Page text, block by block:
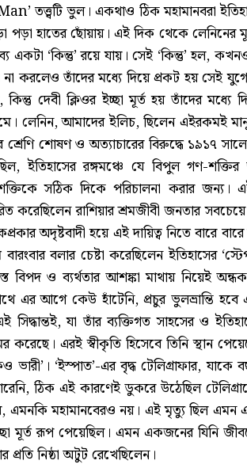
তত্ত্বটি ভুল। একথাও ঠিক মহামানবরা
পড়া হাতের ছোঁয়ায়। এই দিক থেকে লেনিনের
একটা ‘কিন্তু’ রয়ে যায়। সেই ‘কিন্তু’ হল,
না করলেও তাঁদের মধ্যে দিয়ে প্রকট হয় সেই
দেবী ক্লিওর ইচ্ছা মূর্ত হয় তাঁদের মধ্যে
লেনিন, আমাদের ইলিচ, ছিলেন এইরকমই
শ্রেণি শোষণ ও অত্যাচারের বিরুদ্ধে ১৯১৭ সালে
ইতিহাসের রঙ্গমঞ্চে যে বিপুল গণ-শক্তির
সঠিক দিকে পরিচালনা করার জন্য।
রাশিয়ার শ্রমজীবী জনতার
অদৃষ্টবাদী হয়ে এই দায়িত্ব নিতে বারে
বলার চেষ্টা করেছিলেন ইতিহাসের
ও ব্যর্থতার আশঙ্কা মাথায় নিয়েই
এর আগে কেউ হাঁটেনি, প্রচুর ভুলভ্রান্তি হবে
যা তাঁর ব্যক্তিগত সাহসের ও
এরই স্বীকৃতি হিসেবে তিনি স্থান
‘ইস্পাত’-এর বৃদ্ধ টেলিগ্রাফার, যাকে
ঠিক এই কারণেই ডুকরে উঠেছিল
এমনকি মহামানবেরও নয়। এই মৃত্যু ছিল
মূর্ত রূপ পেয়েছিল। এমন একজনের যিনি
নিষ্ঠা অটুট রেখেছিলেন।